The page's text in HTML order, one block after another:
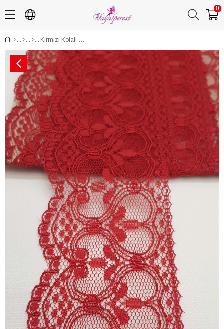
0
Kırmızı Kolalı Kuğu Dantel 6 cm